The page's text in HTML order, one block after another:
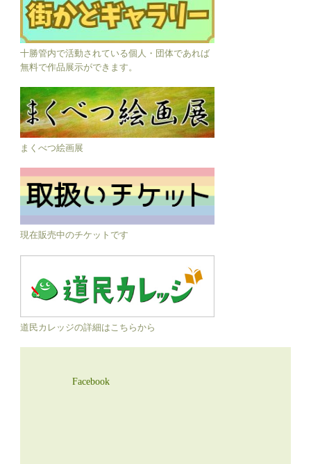
十勝管内で活動されている個人・団体であれば
無料で作品展示ができます。
まくべつ絵画展
現在販売中のチケットです
道民カレッジの詳細はこちらから
Facebook